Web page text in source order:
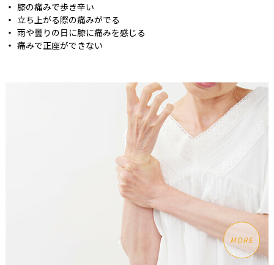
膝の痛みで歩き辛い
立ち上がる際の痛みがでる
雨や曇りの日に膝に痛みを感じる
痛みで正座ができない
MORE